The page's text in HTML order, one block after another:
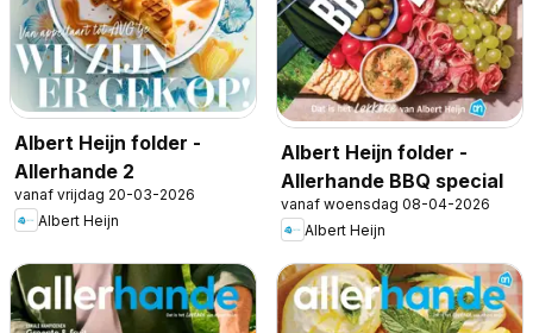
Albert Heijn folder -
Allerhande 2
vanaf vrijdag 20-03-2026
Albert Heijn
Albert Heijn folder -
Allerhande BBQ special
vanaf woensdag 08-04-2026
Albert Heijn